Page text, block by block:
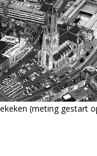
(meting gestart